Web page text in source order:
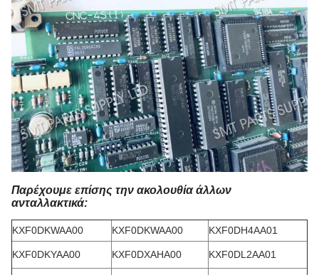
Παρέχουμε επίσης την ακολουθία άλλων
ανταλλακτικά:
KXF0DKWAA00 KXF0DKWAA00 KXF0DH4AA01
KXF0DKYAA00 KXF0DXAHA00 KXF0DL2AA01